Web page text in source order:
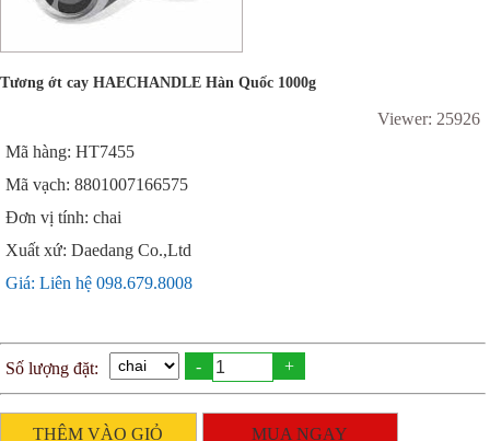
Tương ớt cay HAECHANDLE Hàn Quốc 1000g
Viewer: 25926
Mã hàng: HT7455
Mã vạch: 8801007166575
Đơn vị tính: chai
Xuất xứ: Daedang Co.,Ltd
Giá: Liên hệ 098.679.8008
Số lượng đặt: - +
THÊM VÀO GIỎ MUA NGAY